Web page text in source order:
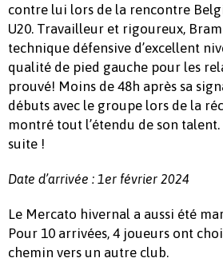
contre lui lors de la rencontre
U20. Travailleur et rigoureux,
technique défensive d’excellent
qualité de pied gauche pour les
prouvé! Moins de 48h après sa
débuts avec le groupe lors de la
montré tout l’étendu de son
suite !
Date d’arrivée : 1er février 2024
Le Mercato hivernal a aussi été
Pour 10 arrivées, 4 joueurs ont
chemin vers un autre club.